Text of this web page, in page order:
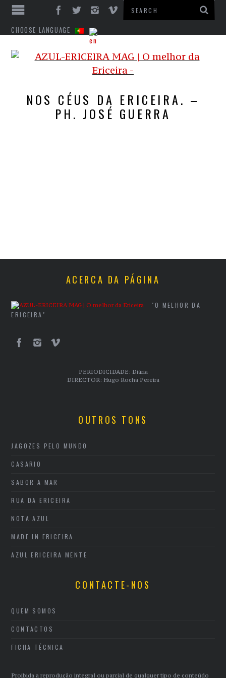
CHOOSE LANGUAGE
NOS CÉUS DA ERICEIRA. –
PH. JOSÉ GUERRA
ACERCA DA PÁGINA
"O MELHOR DA
ERICEIRA"
PERIODICIDADE: Diária
DIRECTOR: Hugo Rocha Pereira
OUTROS TONS
JAGOZES PELO MUNDO
CASARIO
SABOR A MAR
RUA DA ERICEIRA
NOTA AZUL
MADE IN ERICEIRA
AZUL ERICEIRA MENTE
CONTACTE-NOS
QUEM SOMOS
CONTACTOS
FICHA TÉCNICA
Proibida a reprodução integral ou parcial de qualquer tipo de conteúdo